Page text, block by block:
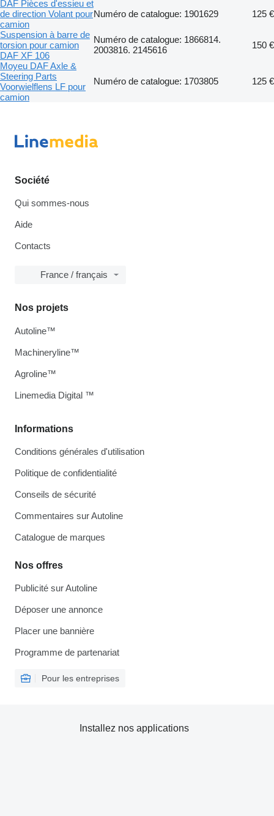
DAF Pièces d'essieu et
de direction Volant pour
camion
Numéro de catalogue: 1901629
125 €
Suspension à barre de
torsion pour camion
DAF XF 106
Numéro de catalogue: 1866814.
2003816. 2145616
150 €
Moyeu DAF Axle &
Steering Parts
Voorwielflens LF pour
camion
Numéro de catalogue: 1703805 125 €
Société
Qui sommes-nous
Aide
Contacts
France / français
Informations
Conditions générales d'utilisation
Politique de confidentialité
Conseils de sécurité
Commentaires sur Autoline
Catalogue de marques
Nos offres
Publicité sur Autoline
Déposer une annonce
Placer une bannière
Programme de partenariat
Pour les entreprises
Nos projets
Autoline™
Machineryline™
Agroline™
Linemedia Digital ™
Installez nos applications